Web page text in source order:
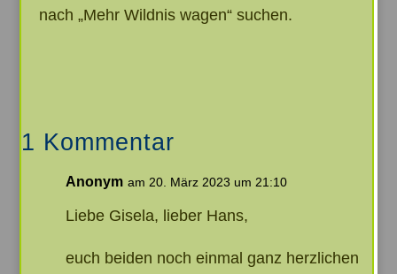
nach „Mehr Wildnis wagen“ suchen.
1 Kommentar
Anonym am 20. März 2023 um 21:10
Liebe Gisela, lieber Hans,
euch beiden noch einmal ganz herzlichen